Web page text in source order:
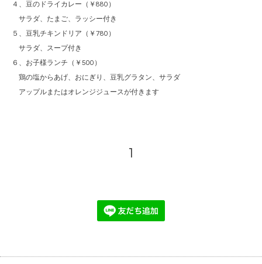
４、豆のドライカレー（￥880）
サラダ、たまご、ラッシー付き
５、豆乳チキンドリア（￥780）
サラダ、スープ付き
６、お子様ランチ（￥500）
鶏の塩からあげ、おにぎり、豆乳グラタン、サラダ
アップルまたはオレンジジュースが付きます
1